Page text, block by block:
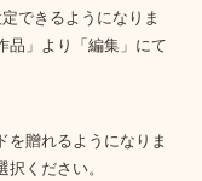
できるようになりま
品」より「編集」にて
を贈れるようになりま
ください。